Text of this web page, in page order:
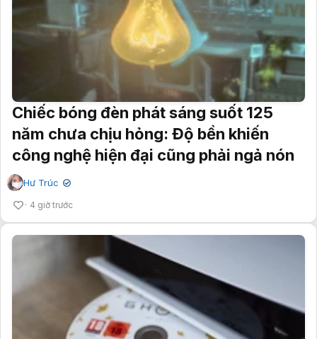
Chiếc bóng đèn phát sáng suốt 125
năm chưa chịu hỏng: Độ bền khiến
công nghệ hiện đại cũng phải ngả nón
Hư Trúc ✔
4 giờ trước